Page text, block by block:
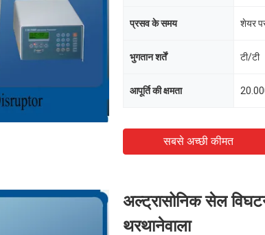
प्रसव के समय शेयर
भुगतान शर्तें टी/टी
आपूर्ति की क्षमता
सबसे अच्छी कीमत
अल्ट्रासोनिक सेल
थरथानेवाला